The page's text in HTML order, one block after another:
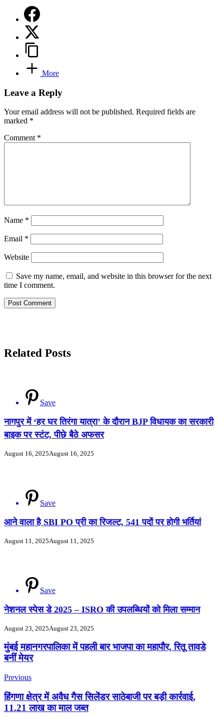
More
Leave a Reply
Your email address will not be published. Required fields are
marked *
Comment *
Name *
Email *
Website
Save my name, email, and website in this browser for the next
time I comment.
Related Posts
Save
नागपुर में ‘हर घर तिरंगा यात्रा’ के दौरान BJP विधायक का सरकारी
बाइक पर स्टंट, पीछे बैठे अफसर
August 16, 2025August 16, 2025
Save
आने वाला है SBI PO प्री का रिजल्ट, 541 पदों पर होगी भर्तियां
August 11, 2025August 11, 2025
Save
नेशनल स्पेस डे 2025 – ISRO की उपलब्धियों को मिला सम्मान
August 23, 2025August 23, 2025
Post
Navigation
मुंबई महानगरपालिका में पहली बार भाजपा का महापौर, रितू तावडे
बनीं मेयर
Previous
हिंगणा क्षेत्र में अवैध गैस सिलेंडर साठेबाजी पर बड़ी कार्रवाई,
11.21 लाख का माल जब्त